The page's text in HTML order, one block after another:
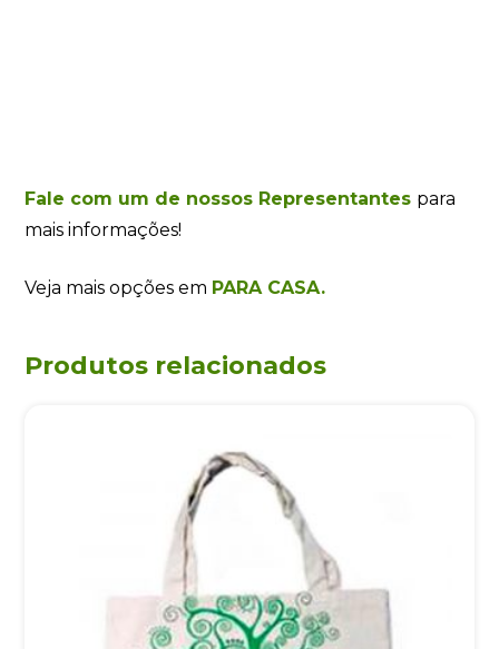
Fale com um de nossos Representantes para
mais informações!
Veja mais opções em PARA CASA.
Produtos relacionados